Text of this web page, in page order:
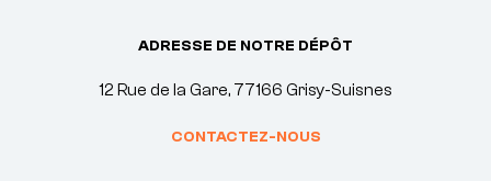
ADRESSE DE NOTRE DÉPÔT
12 Rue de la Gare, 77166 Grisy-Suisnes
CONTACTEZ-NOUS